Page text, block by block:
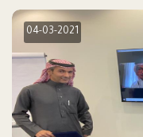
04-03-2021